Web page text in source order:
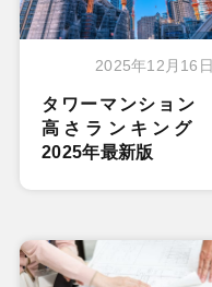
2025年12月16日
タワーマンション
高さランキング
2025年最新版